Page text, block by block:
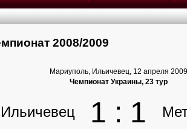
2008/2009
Мариуполь, Ильичевец, 12 апреля 2009
Чемпионат Украины, 23 тур
Ильичевец 1 : 1